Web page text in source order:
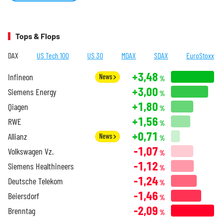
Tops & Flops
DAX US Tech 100 US 30 MDAX SDAX EuroStoxx
Infineon News +3,48 %
Siemens Energy +3,00 %
Qiagen +1,80 %
RWE +1,56 %
Allianz News +0,71 %
Volkswagen Vz. -1,07 %
Siemens Healthineers -1,12 %
Deutsche Telekom -1,24%
Beiersdorf -1,46 %
Brenntag -2,09 %